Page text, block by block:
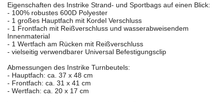
Eigenschaften des Instrike Strand- und Sportbags auf einen Blick:
- 100% robustes 600D Polyester
- 1 großes Hauptfach mit Kordel Verschluss
- 1 Frontfach mit Reißverschluss und wasserabweisendem
Innenmaterial
- 1 Wertfach am Rücken mit Reißverschluss
- vielseitig verwendbarer Universal Befestigungsclip
Abmessungen des Instrike Turnbeutels:
- Hauptfach: ca. 37 x 48 cm
- Frontfach: ca. 31 x 41 cm
- Wertfach: ca. 20 x 17 cm